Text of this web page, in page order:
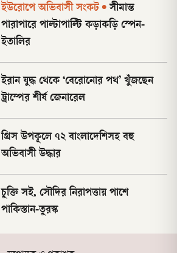
ইউরোপে অভিবাসী সংকট • সীমান্ত
পারাপারে পাল্টাপাল্টি কড়াকড়ি স্পেন-
ইতালির
ইরান যুদ্ধ থেকে ‘বেরোনোর পথ’ খুঁজছেন
ট্রাম্পের শীর্ষ জেনারেল
গ্রিস উপকূলে ৭২ বাংলাদেশিসহ বহু
অভিবাসী উদ্ধার
চুক্তি সই, সৌদির নিরাপত্তায় পাশে
পাকিস্তান-তুরস্ক